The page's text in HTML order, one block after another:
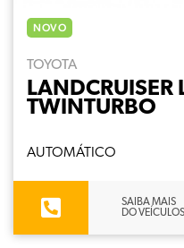
NOVO
TOYOTA
TWINTURBO
AUTOMÁTICO
SAIBA MAIS
DO VEÍCULOS